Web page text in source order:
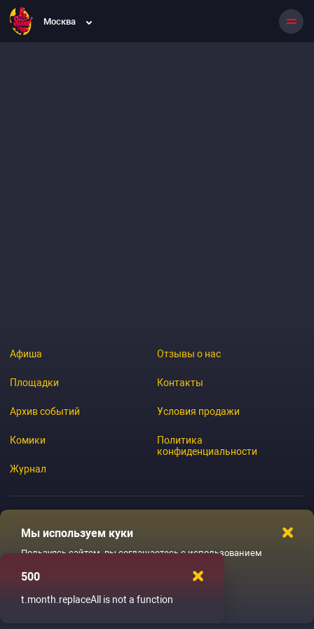
Москва
Афиша
Площадки
Архив событий
Комики
Журнал
Отзывы о нас
Контакты
Условия продажи
Политика
конфиденциальности
Мы используем куки
Пользуясь сайтом, вы соглашаетесь с использованием
Ладненько
500
t.month.replaceAll is not a function